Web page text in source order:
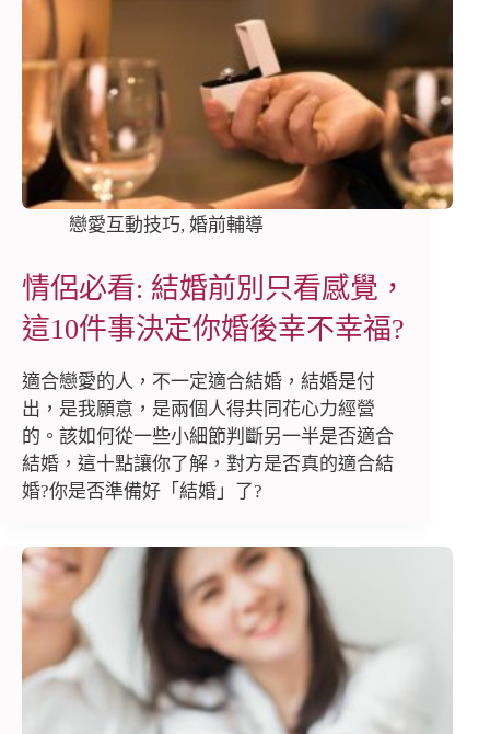
戀愛互動技巧, 婚前輔導
情侶必看: 結婚前別只看感覺，
這10件事決定你婚後幸不幸福?
適合戀愛的人，不一定適合結婚，結婚是付
出，是我願意，是兩個人得共同花心力經營
的。該如何從一些小細節判斷另一半是否適合
結婚，這十點讓你了解，對方是否真的適合結
婚?你是否準備好「結婚」了?